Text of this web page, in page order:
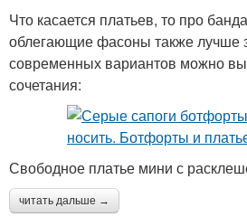
Что касается платьев, то про
облегающие фасоны также лучше
современных вариантов можно
сочетания:
Свободное платье мини с
читать дальше →